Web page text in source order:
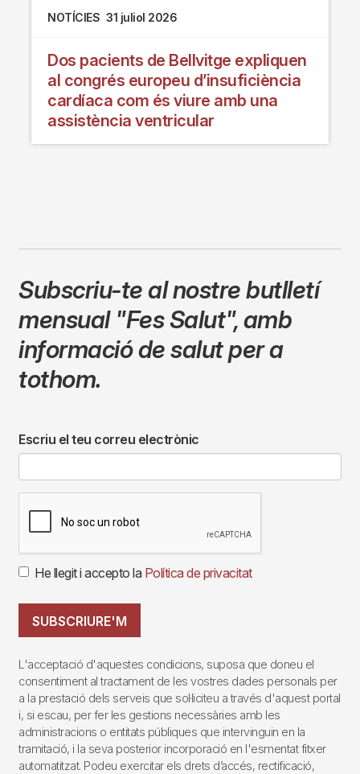
NOTÍCIES 31 juliol 2026
Dos pacients de Bellvitge expliquen
al congrés europeu d’insuficiència
cardíaca com és viure amb una
assistència ventricular
Subscriu-te al nostre butlletí
mensual "Fes Salut",amb
informació de salut per a
tothom.
Escriu el teu correu electrònic
He llegit i accepto la Política de privacitat
SUBSCRIURE'M
L'acceptació d'aquestes condicions, suposa que doneu el
consentiment al tractament de les vostres dades personals per
a la prestació dels serveis que sol·liciteu a través d'aquest portal
i, si escau, per fer les gestions necessàries amb les
administracions o entitats públiques que intervinguin en la
tramitació, i la seva posterior incorporació en l'esmentat fitxer
automatitzat. Podeu exercitar els drets d’accés, rectificació,